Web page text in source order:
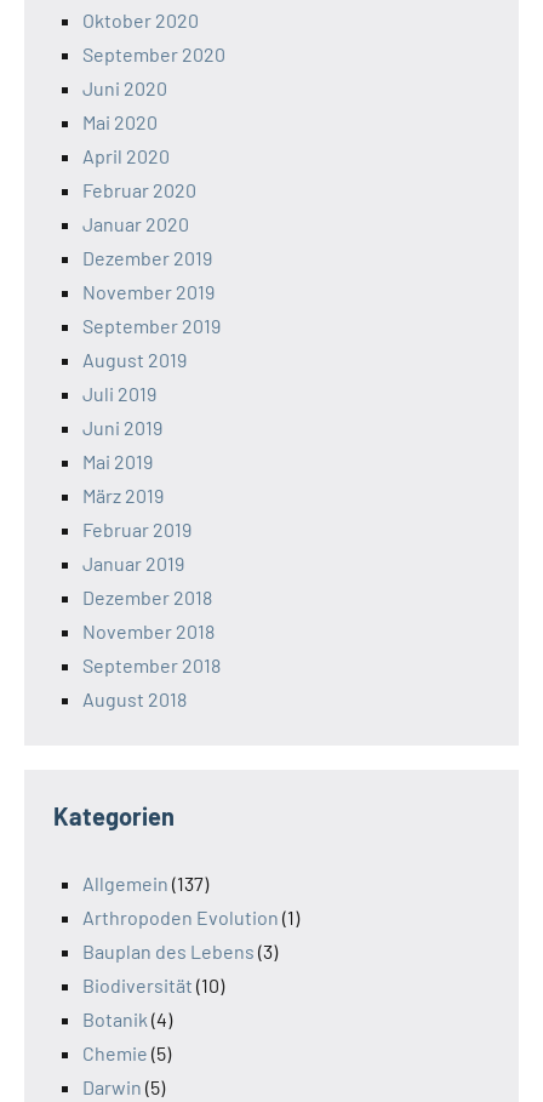
Oktober 2020
September 2020
Juni 2020
Mai 2020
April 2020
Februar 2020
Januar 2020
Dezember 2019
November 2019
September 2019
August 2019
Juli 2019
Juni 2019
Mai 2019
März 2019
Februar 2019
Januar 2019
Dezember 2018
November 2018
September 2018
August 2018
Kategorien
Allgemein (137)
Arthropoden Evolution (1)
Bauplan des Lebens (3)
Biodiversität (10)
Botanik (4)
Chemie (5)
Darwin (5)